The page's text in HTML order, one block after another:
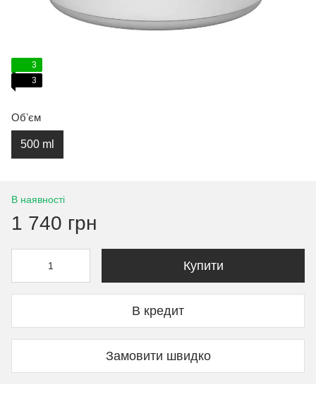
3
3
Обʼєм
500 ml
В наявності
1 740 грн
Купити
В кредит
Замовити швидко